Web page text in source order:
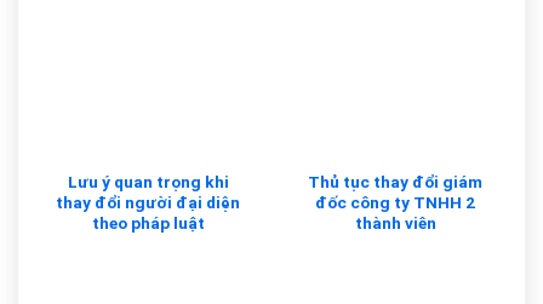
Lưu ý quan trọng khi
thay đổi người đại diện
theo pháp luật
Thủ tục thay đổi giám
đốc công ty TNHH 2
thành viên